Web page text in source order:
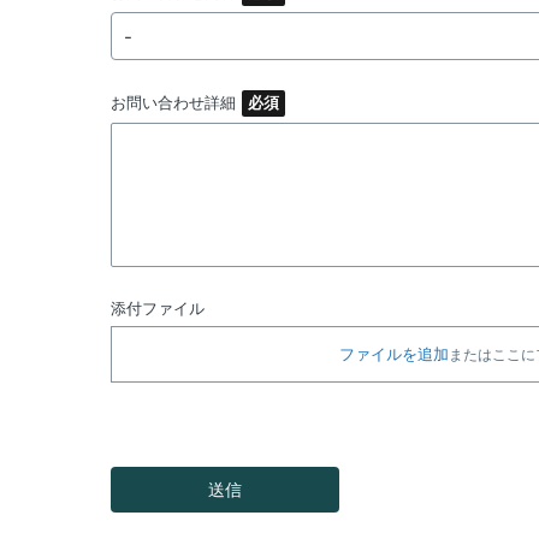
-
お問い合わせ詳細
添付ファイル
ファイルを追加 またはここ